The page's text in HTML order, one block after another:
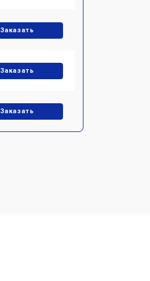
Заказать
Заказать
Заказать